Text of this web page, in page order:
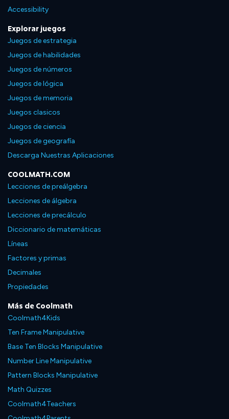
Accessibility
Explorar juegos
Juegos de estrategia
Juegos de habilidades
Juegos de números
Juegos de lógica
Juegos de memoria
Juegos clasicos
Juegos de ciencia
Juegos de geografía
Descarga Nuestras Aplicaciones
COOLMATH.COM
Lecciones de preálgebra
Lecciones de álgebra
Lecciones de precálculo
Diccionario de matemáticas
Líneas
Factores y primas
Decimales
Propiedades
Más de Coolmath
Coolmath4Kids
Ten Frame Manipulative
Base Ten Blocks Manipulative
Number Line Manipulative
Pattern Blocks Manipulative
Math Quizzes
Coolmath4Teachers